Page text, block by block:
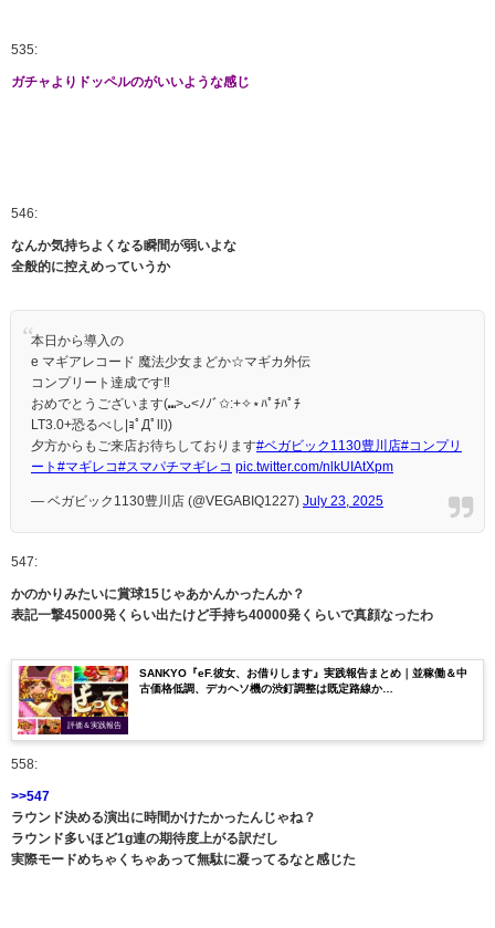
535:
ガチャよりドッペルのがいいような感じ
546:
なんか気持ちよくなる瞬間が弱いよな
全般的に控えめっていうか
本日から導入の
e マギアレコード 魔法少女まどか☆マギカ外伝
コンプリート達成です‼️
おめでとうございます(⑉>ᴗ<ﾉﾉﾞ✩:+✧︎⋆ﾊﾟﾁﾊﾟﾁ
LT3.0+恐るべし|ｮﾟДﾟll))
夕方からもご来店お待ちしております#ベガビック1130豊川店#コンプリ
ート #マギレコ#スマパチマギレコ pic.twitter.com/nlkUIAtXpm
— ベガビック1130豊川店 (@VEGABIQ1227) July 23, 2025
547:
かのかりみたいに賞球15じゃあかんかったんか？
表記一撃45000発くらい出たけど手持ち40000発くらいで真顔なったわ
評価＆実践報告
SANKYO『eF.彼女、お借りします』実践報告まとめ｜並稼働＆中
古価格低調、デカヘソ機の渋釘調整は既定路線か…
558:
>>547
ラウンド決める演出に時間かけたかったんじゃね？
ラウンド多いほど1g連の期待度上がる訳だし
実際モードめちゃくちゃあって無駄に凝ってるなと感じた